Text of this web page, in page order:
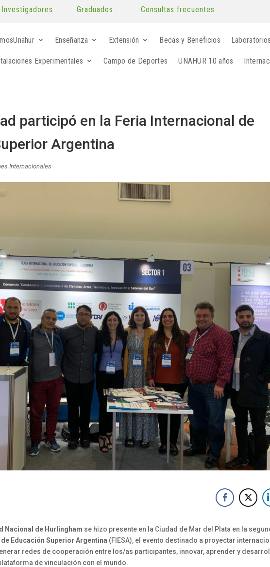
Investigadores Graduados Consultas frecuentes
Enseñanza Extensión Becas y Beneficios Laboratorios
Experimentales Campo de Deportes UNAHUR 10 años
participó en la Feria Internacional de
Argentina
Internacionales
Nacional de Hurlingham se hizo presente en la Ciudad de Mar del Plata en la
Educación Superior Argentina (FIESA), el evento destinado a proyectar
redes de cooperación entre los/as participantes, innovar, aprender y
de vinculación con el mundo.